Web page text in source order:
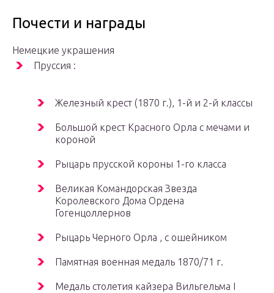
Почести и награды
Немецкие украшения
Пруссия :
Железный крест (1870 г.), 1-й и 2-й классы
Большой крест Красного Орла с мечами и
короной
Рыцарь прусской короны 1-го класса
Великая Командорская Звезда
Королевского Дома Ордена
Гогенцоллернов
Рыцарь Черного Орла , с ошейником
Памятная военная медаль 1870/71 г.
Медаль столетия кайзера Вильгельма I